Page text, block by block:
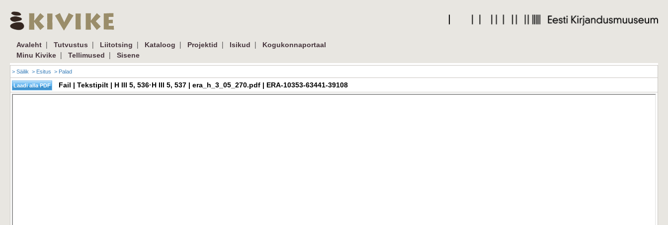
Avaleht | Tutvustus | Liitotsing | Kataloog | Projektid | Isikud |
Kogukonnaportaal
Minu Kivike | Tellimused | Sisene
> Säilik > Esitus > Palad
Fail | Tekstipilt | H III 5, 536·H III 5, 537 | era_h_3_05_270.pdf | ERA-10353-63441-39108